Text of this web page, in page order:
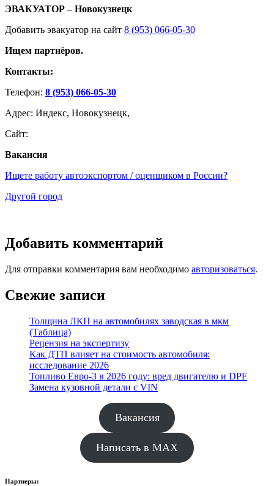
ЭВАКУАТОР – Новокузнецк
Добавить эвакуатор на сайт 8 (953) 066-05-30
Ищем партнёров.
Контакты:
Телефон: 8 (953) 066-05-30
Адрес: Индекс, Новокузнецк,
Сайт:
Вакансия
Ищете работу автоэкспортом / оценщиком в России?
Другой город
Добавить комментарий
Для отправки комментария вам необходимо авторизоваться.
Свежие записи
Толщина ЛКП на автомобилях заводская в мкм
(Таблица)
Рецензия на экспертизу
Как ДТП влияет на стоимость автомобиля:
исследование 2026
Топливо Евро-3 в 2026 году: вред двигателю и DPF
Замена кузовной детали с VIN
Вакансия
Написать в MAX
Партнеры: